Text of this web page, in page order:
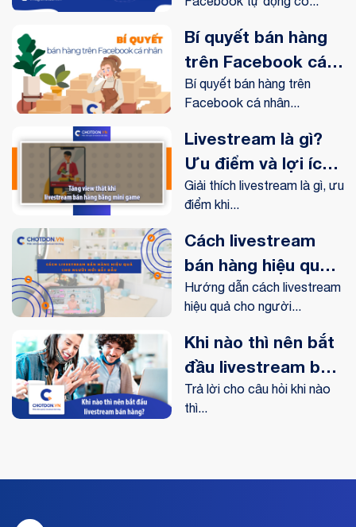
hot nhất trên thị
trường
Bí quyết bán hàng
trên Facebook cá
nhân hiệu quả
Bí quyết bán hàng trên
Facebook cá nhân...
Livestream là gì?
Ưu điểm và lợi ích
livestream mang lại
như thế nào?
Giải thích livestream là gì, ưu
điểm khi...
Cách livestream
bán hàng hiệu quả
cho người mới bắt
đầu
Hướng dẫn cách livestream
hiệu quả cho người...
Khi nào thì nên bắt
đầu livestream bán
hàng?
Trả lời cho câu hỏi khi nào
thì...